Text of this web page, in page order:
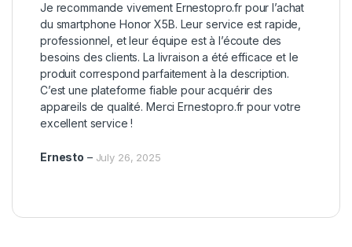
Je recommande vivement Ernestopro.fr pour l’achat
du smartphone Honor X5B. Leur service est rapide,
professionnel, et leur équipe est à l’écoute des
besoins des clients. La livraison a été efficace et le
produit correspond parfaitement à la description.
C’est une plateforme fiable pour acquérir des
appareils de qualité. Merci Ernestopro.fr pour votre
excellent service !
Ernesto – July 26, 2025